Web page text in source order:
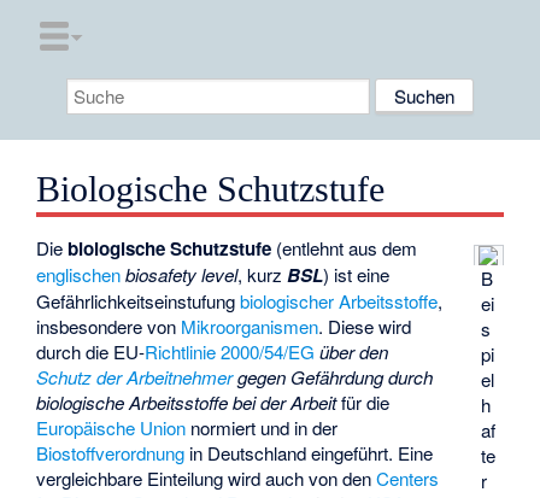
Biologische Schutzstufe
B
ei
s
pi
el
h
af
te
r
Diebiologische Schutzstufe (entlehnt aus dem
englischen biosafety level, kurzBSL) ist eine
Gefährlichkeitseinstufungbiologischer Arbeitsstoffe,
insbesondere von Mikroorganismen. Diese wird
durch die EU-Richtlinie 2000/54/EG über den
Schutz der Arbeitnehmergegen Gefährdung durch
biologische Arbeitsstoffe bei der Arbeitfür die
Europäische Union normiert und in der
Biostoffverordnung in Deutschland eingeführt. Eine
vergleichbare Einteilung wird auch von denCenters